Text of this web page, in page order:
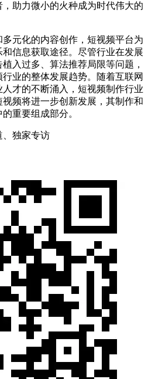
助力微小的火种成为时代伟大的
元化的内容创作，短视频平台为
信息获取途径。尽管行业在发展
入过多、算法推荐局限等问题，
业的整体发展趋势。随着互联网
才的不断涌入，短视频制作行业
频将进一步创新发展，其制作和
重要组成部分。
、独家专访